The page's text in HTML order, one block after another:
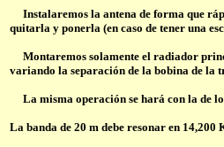
Instalaremos la antena de forma que
quitarla y ponerla (en caso de tener una
Montaremos solamente el radiador
variando la separación de la bobina de la
La misma operación se hará con la de
La banda de 20 m debe resonar en 14,200